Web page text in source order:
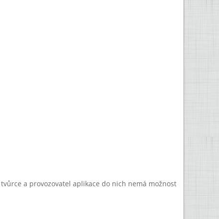
a provozovatel aplikace do nich nemá možnost